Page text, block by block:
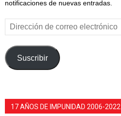
notificaciones de nuevas entradas.
Dirección
de
correo
electrónico
Suscribir
17 AÑOS DE IMPUNIDAD 2006-2022